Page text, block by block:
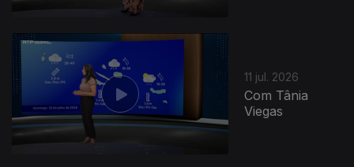
11 jul. 2026
Com Tânia
Viegas